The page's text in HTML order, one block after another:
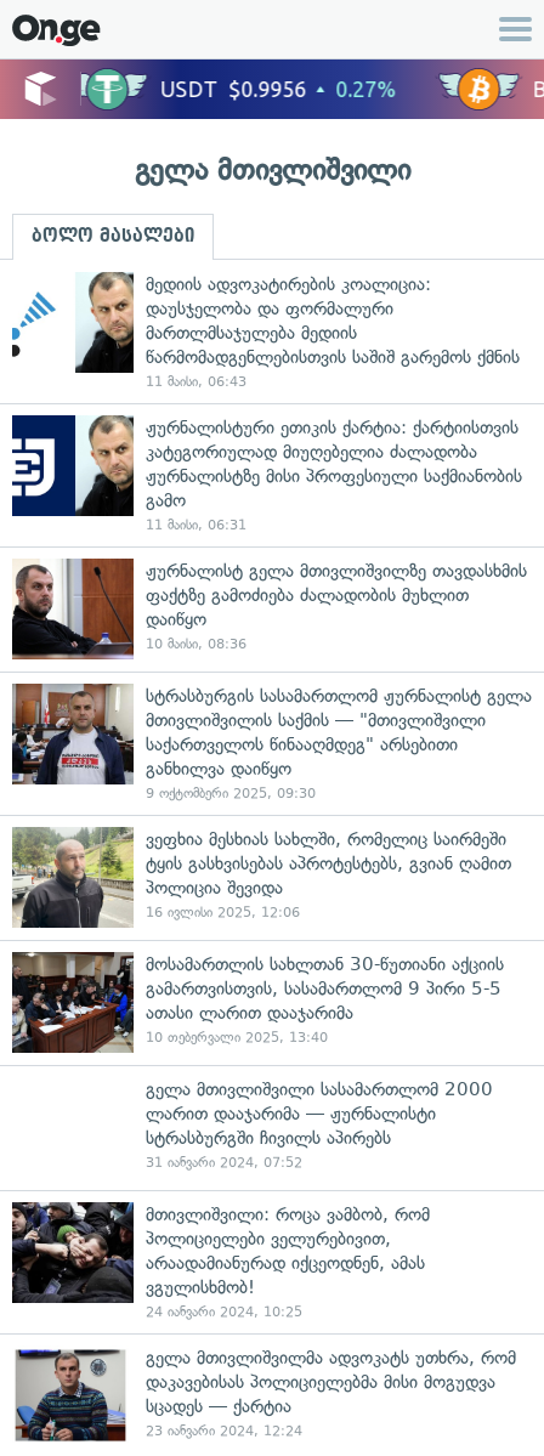
გელა მთივლიშვილი
ბოლო მასალები
მედიის ადვოკატირების კოალიცია:
დაუსჯელობა და ფორმალური
მართლმსაჯულება მედიის
წარმომადგენლებისთვის საშიშ გარემოს ქმნის
11 მაისი, 06:43
ჟურნალისტური ეთიკის ქარტია: ქარტიისთვის
კატეგორიულად მიუღებელია ძალადობა
ჟურნალისტზე მისი პროფესიული საქმიანობის
გამო
11 მაისი, 06:31
ჟურნალისტ გელა მთივლიშვილზე თავდასხმის
ფაქტზე გამოძიება ძალადობის მუხლით
დაიწყო
10 მაისი, 08:36
სტრასბურგის სასამართლომ ჟურნალისტ გელა
მთივლიშვილის საქმის — "მთივლიშვილი
საქართველოს წინააღმდეგ" არსებითი
განხილვა დაიწყო
9 ოქტომბერი 2025, 09:30
ვეფხია მესხიას სახლში, რომელიც საირმეში
ტყის გასხვისებას აპროტესტებს, გვიან ღამით
პოლიცია შევიდა
16 ივლისი 2025, 12:06
მოსამართლის სახლთან 30-წუთიანი აქციის
გამართვისთვის, სასამართლომ 9 პირი 5-5
ათასი ლარით დააჯარიმა
10 თებერვალი 2025, 13:40
გელა მთივლიშვილი სასამართლომ 2000
ლარით დააჯარიმა — ჟურნალისტი
სტრასბურგში ჩივილს აპირებს
31 იანვარი 2024, 07:52
მთივლიშვილი: როცა ვამბობ, რომ
პოლიციელები ველურებივით,
არაადამიანურად იქცეოდნენ, ამას
ვგულისხმობ!
24 იანვარი 2024, 10:25
გელა მთივლიშვილმა ადვოკატს უთხრა, რომ
დაკავებისას პოლიციელებმა მისი მოგუდვა
სცადეს — ქარტია
23 იანვარი 2024, 12:24